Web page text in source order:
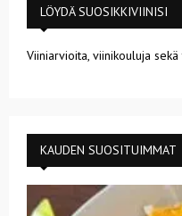
LÖYDÄ SUOSIKKIVIINISI
Viiniarvioita, viinikouluja
KAUDEN SUOSITUIMMAT